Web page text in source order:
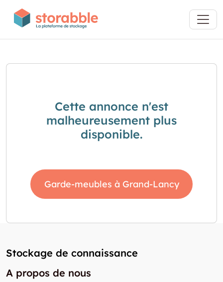
Cette annonce n'est
malheureusement plus
disponible.
Garde-meubles à Grand-Lancy
Stockage de connaissance
A propos de nous